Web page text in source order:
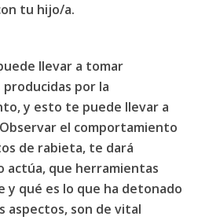
tu hijo/a.
llevar a tomar
por la
y esto te puede llevar a
el comportamiento
de rabieta, te dará
actúa, que herramientas
y qué es lo que ha detonado
aspectos, son de vital